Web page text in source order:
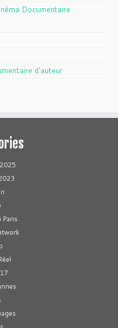
Documentaire
d'auteur
Paris